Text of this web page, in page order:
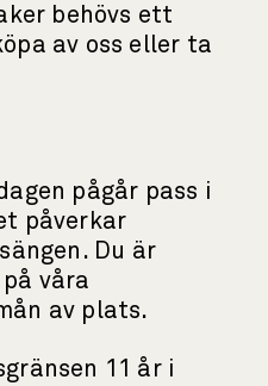
behövs ett
av oss eller ta
pågår pass i
påverkar
Du är
våra
av plats.
11 år i